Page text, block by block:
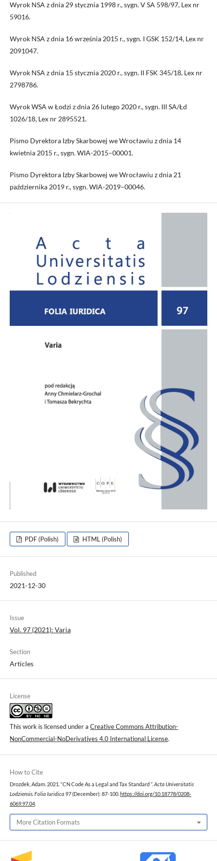
Wyrok NSA z dnia 29 stycznia 1998 r., sygn. V SA 598/97, Lex nr
59016.
Wyrok NSA z dnia 16 września 2015 r., sygn. I GSK 152/14, Lex nr
2091047.
Wyrok NSA z dnia 15 stycznia 2020 r., sygn. II FSK 345/18, Lex nr
2798786.
Wyrok WSA w Łodzi z dnia 26 lutego 2020 r., sygn. III SA/Łd
1026/18, Lex nr 2895521.
Pismo Dyrektora Izby Skarbowej we Wrocławiu z dnia 14
kwietnia 2015 r., sygn. WIA-2015–00001.
Pismo Dyrektora Izby Skarbowej we Wrocławiu z dnia 21
października 2019 r., sygn. WIA-2019–00046.
PDF (Polish) HTML (Polish)
Published
2021-12-30
Issue
Vol. 97 (2021): Varia
Section
Articles
License
This work is licensed under a Creative Commons Attribution-
NonCommercial-NoDerivatives 4.0 International License.
How to Cite
Drozdek, Adam. 2021. “CN Code As a Legal and Tax Standard ”. Acta Universitatis
Lodziensis. Folia Iuridica 97 (December): 87-100. https://doi.org/10.18778/0208-
6069.97.04.
More Citation Formats